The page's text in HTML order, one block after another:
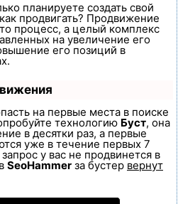
планируете создать свой
продвигать? Продвижение
процесс, а целый комплекс
на увеличение его
его позиций в
на первые места в поиске
технологию Буст, она
в десятки раз, а первые
уже в течение первых 7
у вас не продвинется в
SeoHammer за бустер вернут